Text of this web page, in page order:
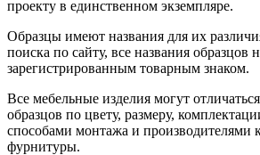
проекту в единственном экземпляре.
Образцы имеют названия для их
поиска по сайту, все названия образцов
зарегистрированным товарным знаком.
Все мебельные изделия могут
образцов по цвету, размеру,
способами монтажа и производителями
фурнитуры.